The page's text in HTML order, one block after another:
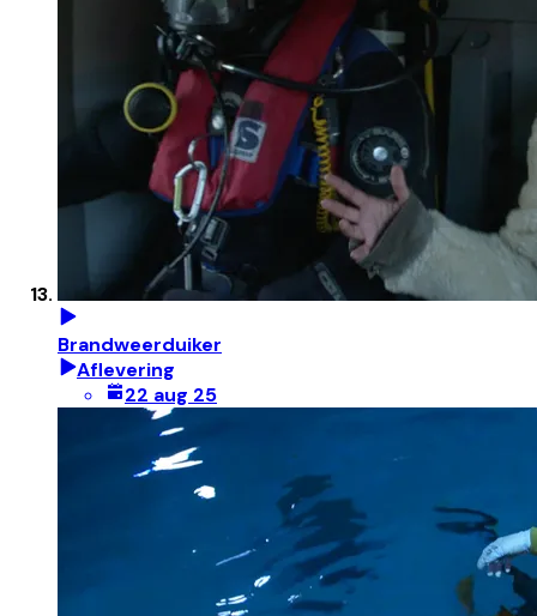
Brandweerduiker
Aflevering
22 aug 25